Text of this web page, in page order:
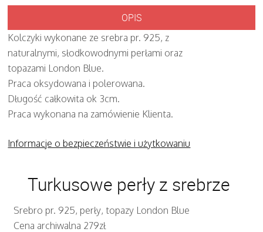
OPIS
Kolczyki wykonane ze srebra pr. 925, z
naturalnymi, słodkowodnymi perłami oraz
topazami London Blue.
Praca oksydowana i polerowana.
Długość całkowita ok 3cm.
Praca wykonana na zamówienie Klienta.
Informacje o bezpieczeństwie i użytkowaniu
Turkusowe perły z srebrze
Srebro pr. 925, perły, topazy London Blue
Cena archiwalna 279zł